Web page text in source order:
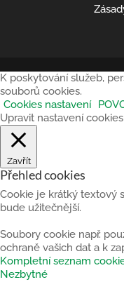
K poskytování služeb,
souborů cookies.
Cookies nastavení
Upravit nastavení cookies
Zavřít
Přehled cookies
Cookie je krátký textový
bude užitečnější.
Soubory cookie např.
ochraně vašich dat a k
Kompletní seznam
Nezbytné